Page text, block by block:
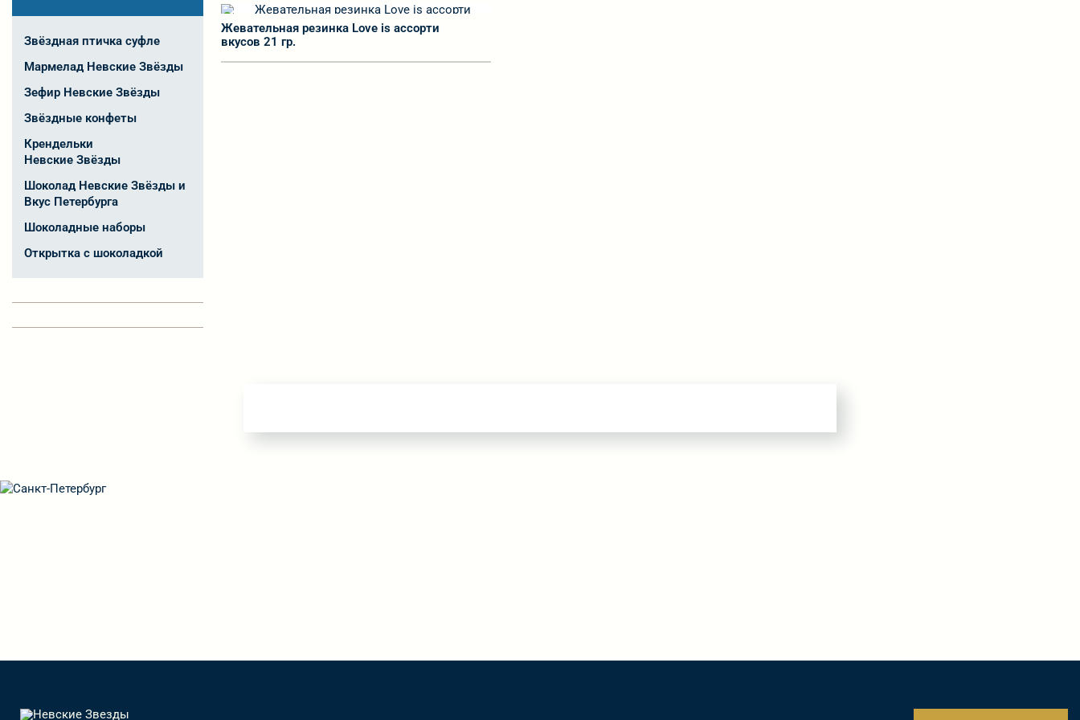
Звёздная птичка суфле
Мармелад Невские Звёзды
Зефир Невские Звёзды
Звёздные конфеты
Крендельки
Невские Звёзды
Шоколад Невские Звёзды и
Вкус Петербурга
Шоколадные наборы
Открытка с шоколадкой
Жевательная резинка Love is ассорти
вкусов 21 гр.